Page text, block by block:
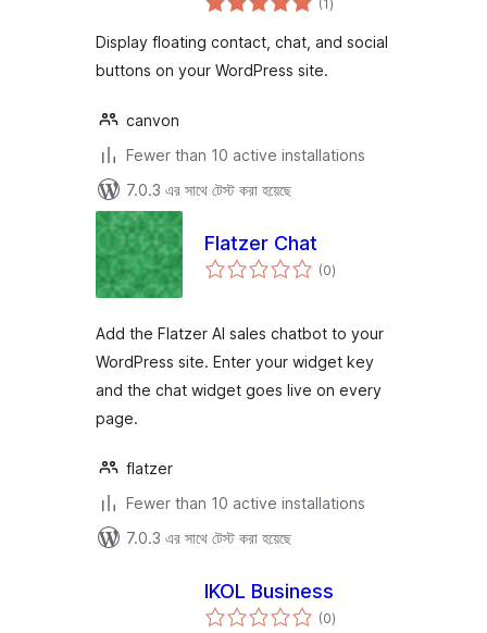
(1ratings
)
Display floating contact, chat, and social
buttons on your WordPress site.
canvon
Fewer than 10 active installations
7.0.3 এর সাথে টেস্ট করা হয়েছে
Flatzer Chat
(0total
ratings
)
Add the Flatzer AI sales chatbot to your
WordPress site. Enter your widget key
and the chat widget goes live on every
page.
flatzer
Fewer than 10 active installations
7.0.3 এর সাথে টেস্ট করা হয়েছে
IKOL Business
(0total
ratings
)